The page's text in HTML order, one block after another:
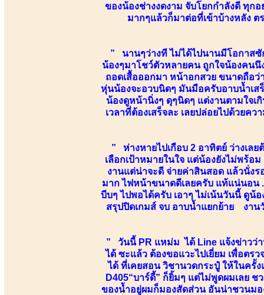
ของน้องช่างงดงาม จับโยกกำลังดี ทุก
มากๆแล้วก็มาต่อที่เข้าบ้างหลัง
” นานๆว่างที ไม่ได้ไปนานมีโอกาสซั
น้องๆมาโชว์ตัวหลายคน ถูกใจน้องคนนึ
ถอดเสื้อออกมา หน้าอกสวย ขนาดถือ
หุ่นน้องจะอวบนิดๆ มันมือครับอาบน้ำเส
น้องดูหน้านิ่งๆ ดุๆนิดๆ แต่งานตามใจ
เวลาที่ต้องเสร็จละ เลยปล่อยไปด้วย
” ห่างหายไปเกือบ 2 อาทิตย์ ว่างเลย
เลือกเป้าหมายในใจ แต่น้องยังไม่พร้
งานแต่น่าจะดี จ่ายค่าสินสอด แล้วนั่
มาก ไฟหน้าขนาดดีเลยครับ แท้แน่นอน
บีบๆ ไปพอได้ครับ เอาๆ ไม่เน้นวันนี้ ดูน้
สรุปปิดเกมส์ จบ อาบน้ำแยกย้าย งาน
” วันนี้ PR แหม่ม ได้ Line แจ้งข่าวว่
ได้ ซะแล้ว ต้องขอแวะไปเยี่ยม เพื่อต
ได้ ที่เคยสอน วิชานวดกระปู๋ ให้ในครั้
D405“บาร์ดี้” ก็ยิ้มๆ แต่ไม่พูดผมเลย
ของน้ำอยู่ผมก็มองสัดส่วน อันน่าชวนม